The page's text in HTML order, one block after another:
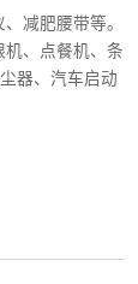
减肥腰带等。
机、点餐机、条
器、汽车启动